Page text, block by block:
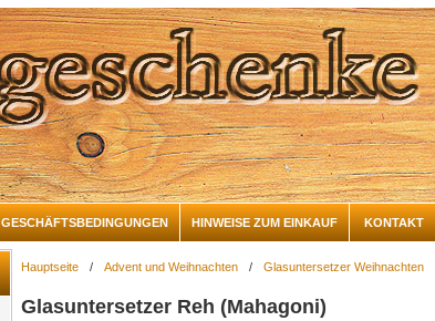
GESCHÄFTSBEDINGUNGEN HINWEISE ZUM EINKAUF KONTAKT
Hauptseite / Advent und Weihnachten / Glasuntersetzer Weihnachten
Glasuntersetzer Reh (Mahagoni)